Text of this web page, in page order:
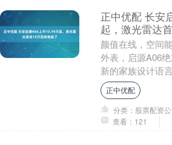
正中优配 长安
起，激光雷达
颜值在线，空间
外表，启源A06
新的家族设计语
贯穿式灯组、可
身、半隐....
正中优配
分类：股票配资
查看：121